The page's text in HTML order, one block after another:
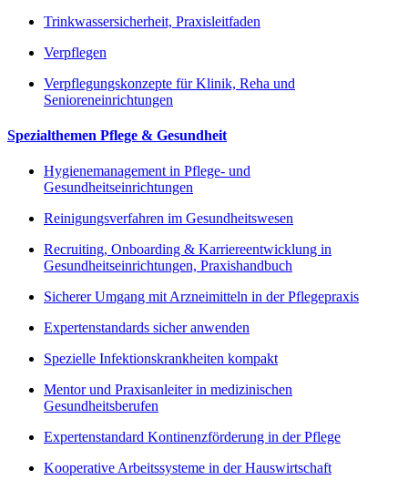
Trinkwassersicherheit, Praxisleitfaden
Verpflegen
Verpflegungskonzepte für Klinik, Reha und
Senioreneinrichtungen
Spezialthemen Pflege & Gesundheit
Hygienemanagement in Pflege- und
Gesundheitseinrichtungen
Reinigungsverfahren im Gesundheitswesen
Recruiting, Onboarding & Karriereentwicklung in
Gesundheitseinrichtungen, Praxishandbuch
Sicherer Umgang mit Arzneimitteln in der Pflegepraxis
Expertenstandards sicher anwenden
Spezielle Infektionskrankheiten kompakt
Mentor und Praxisanleiter in medizinischen
Gesundheitsberufen
Expertenstandard Kontinenzförderung in der Pflege
Kooperative Arbeitssysteme in der Hauswirtschaft